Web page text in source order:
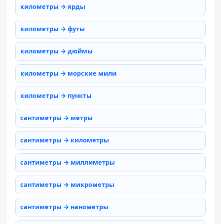
километры → ярды
километры → футы
километры → дюймы
километры → морские мили
километры → пункты
сантиметры → метры
сантиметры → километры
сантиметры → миллиметры
сантиметры → микрометры
сантиметры → нанометры